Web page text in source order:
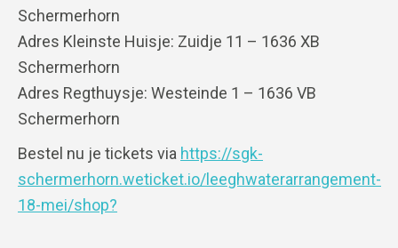
Schermerhorn
Adres Kleinste Huisje: Zuidje 11 – 1636 XB
Schermerhorn
Adres Regthuysje: Westeinde 1 – 1636 VB
Schermerhorn
Bestel nu je tickets via https://sgk-
schermerhorn.weticket.io/leeghwaterarrangement-
18-mei/shop?